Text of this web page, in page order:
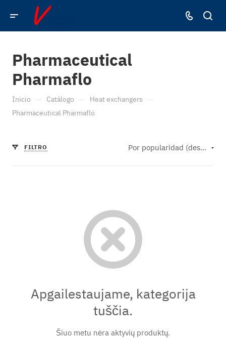
Pharmaceutical
Pharmaflo
Inicio — Catálogo — Heat exchangers —
Pharmaceutical Pharmaflo
FILTRO Por popularidad (descendente)
Apgailestaujame, kategorija
tuščia.
Šiuo metu nėra aktyvių produktų.